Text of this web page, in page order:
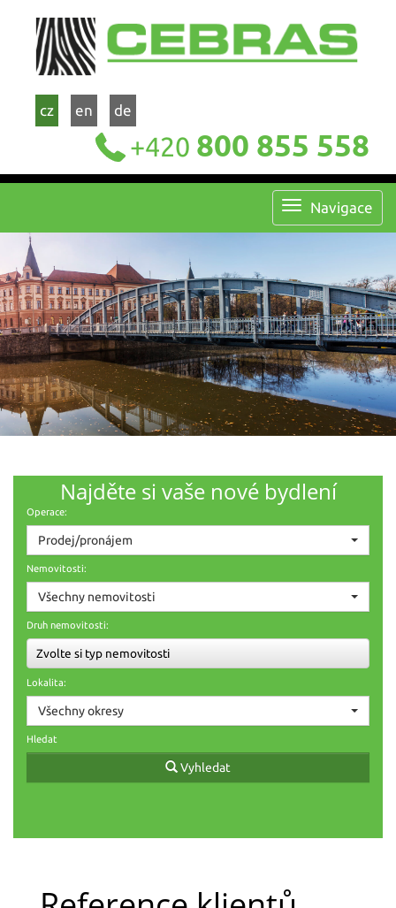
cz en de
+420 800 855 558
Navigace
Najděte si vaše nové bydlení
Operace:
Prodej/pronájem
Nemovitosti:
Všechny nemovitosti
Druh nemovitosti:
Zvolte si typ nemovitosti
Lokalita:
Všechny okresy
Hledat
Vyhledat